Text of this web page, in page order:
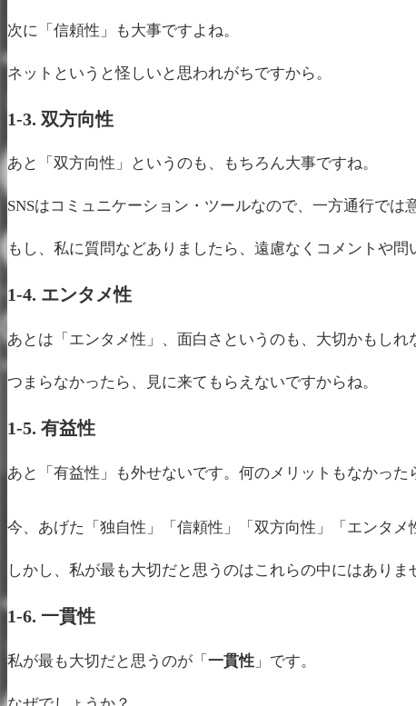
次に「信頼性」も大事ですよね。
ネットというと怪しいと思われがちですから。
1-3. 双方向性
あと「双方向性」というのも、もちろん大事ですね。
SNSはコミュニケーション・ツールなので、一方通行では
もし、私に質問などありましたら、遠慮なくコメントや問
1-4. エンタメ性
あとは「エンタメ性」、面白さというのも、大切かもしれ
つまらなかったら、見に来てもらえないですからね。
1-5. 有益性
あと「有益性」も外せないです。何のメリットもなかった
今、あげた「独自性」「信頼性」「双方向性」「エンタ
しかし、私が最も大切だと思うのはこれらの中にはありま
1-6. 一貫性
私が最も大切だと思うのが「 一貫性 」です。